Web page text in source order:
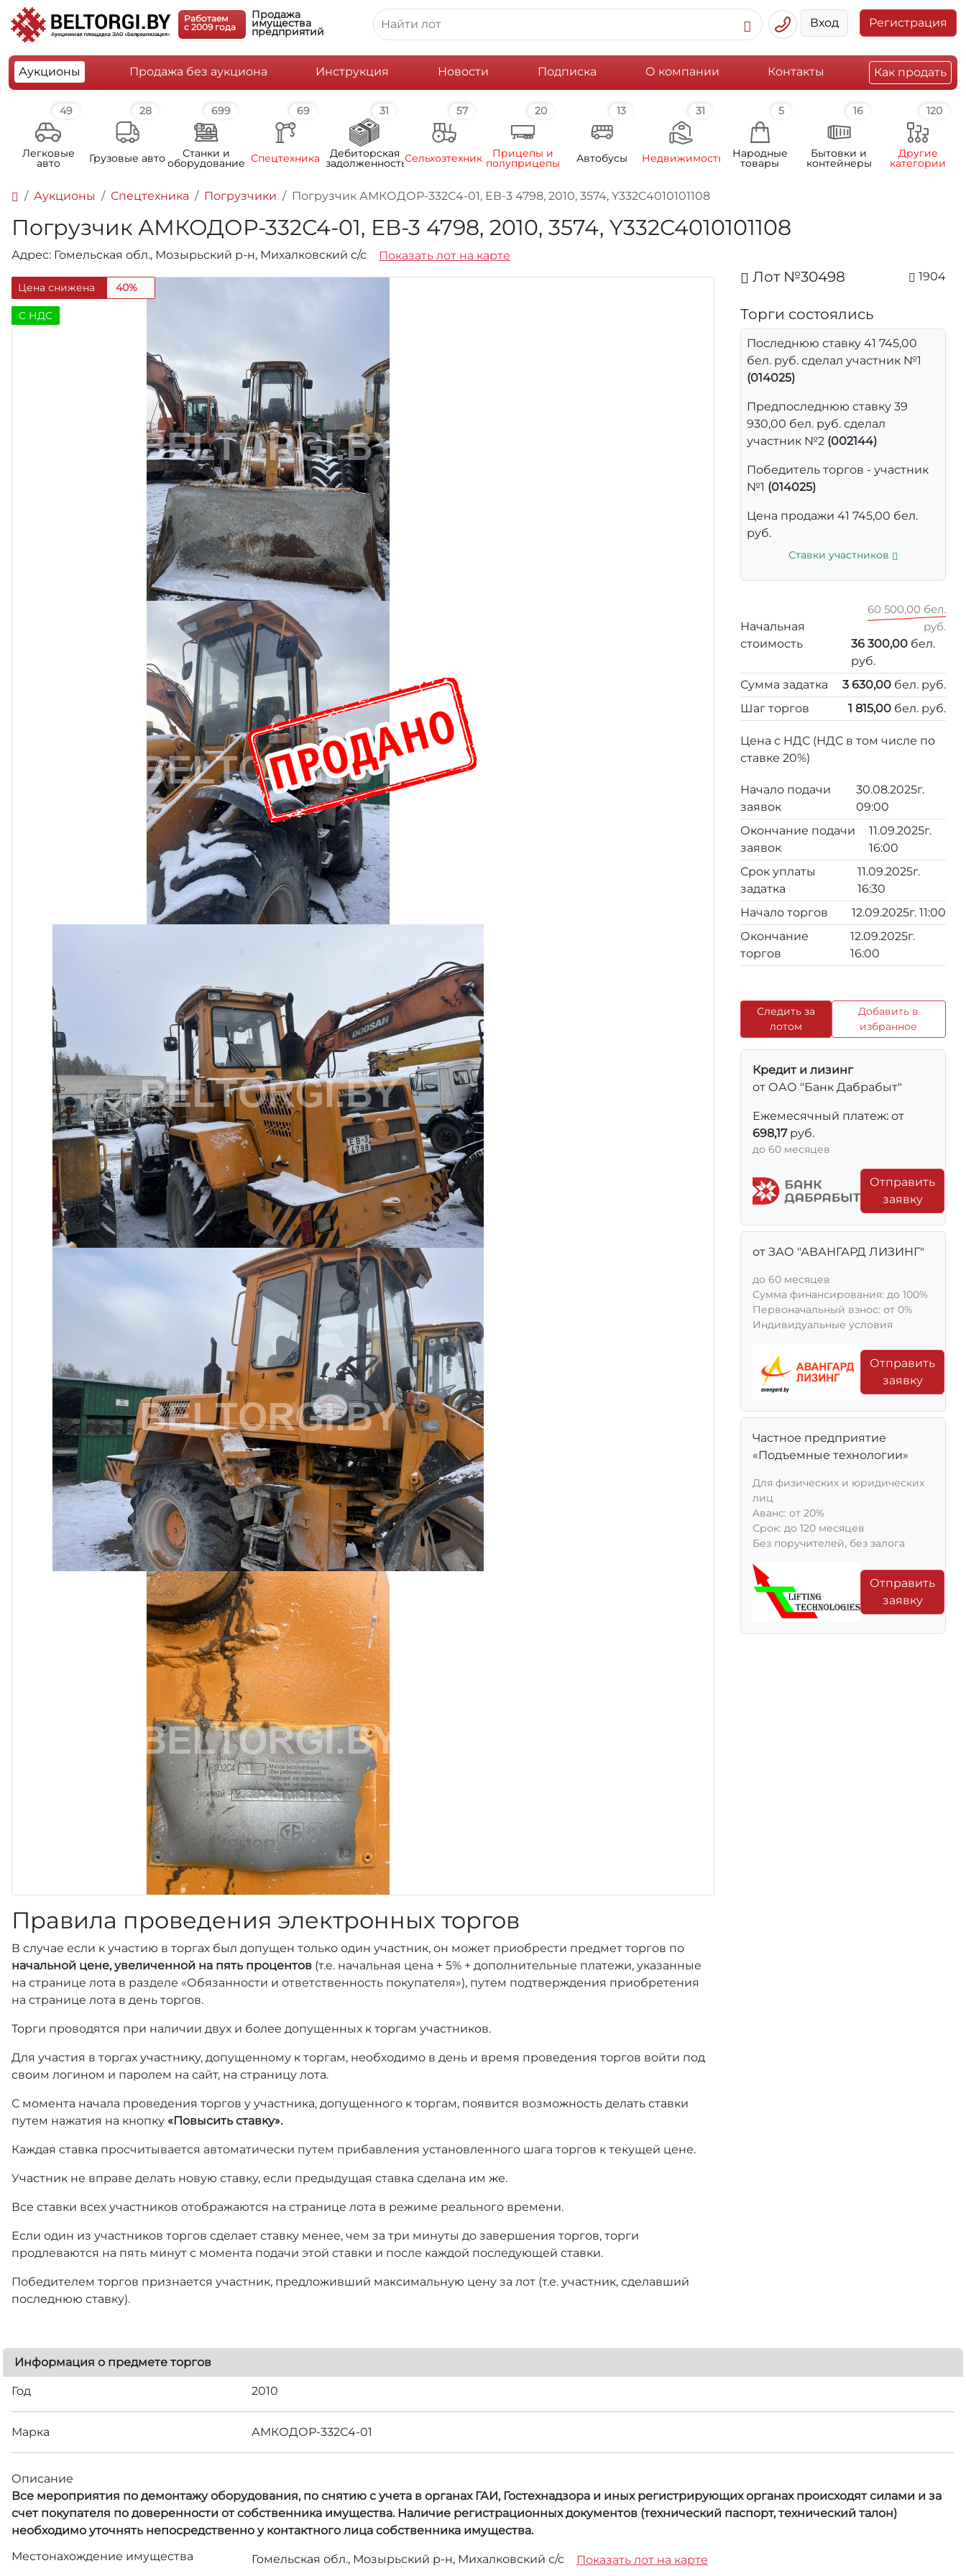
Работаем
c 2009 года
Продажа
имущества
предприятий
Вход Регистрация
Аукционы Продажа без аукциона Инструкция Новости Подписка О компании Контакты Как продать
49
Легковые
авто
28
Грузовые авто
699
Станки и
оборудование
69
Спецтехника
31
Дебиторская
задолженность
57
Сельхозтехника
20
Прицепы и
полуприцепы
13
Автобусы
31
Недвижимость
5
Народные
товары
16
Бытовки и
контейнеры
120
Другие
категории
Аукционы Спецтехника Погрузчики Погрузчик АМКОДОР-332С4-01, ЕВ-3 4798, 2010, 3574, Y332C4010101108
Погрузчик АМКОДОР-332С4-01, ЕВ-3 4798, 2010, 3574, Y332C4010101108
Адрес: Гомельская обл., Мозырьский р-н, Михалковский с/с Показать лот на карте
Цена снижена 40%
C НДС
Правила проведения электронных торгов
В случае если к участию в торгах был допущен только один участник, он может приобрести предмет торгов по
начальной цене, увеличенной на пять процентов (т.е. начальная цена + 5% + дополнительные платежи, указанные
на странице лота в разделе «Обязанности и ответственность покупателя»), путем подтверждения приобретения
на странице лота в день торгов.
Торги проводятся при наличии двух и более допущенных к торгам участников.
Для участия в торгах участнику, допущенному к торгам, необходимо в день и время проведения торгов войти под
своим логином и паролем на сайт, на страницу лота.
С момента начала проведения торгов у участника, допущенного к торгам, появится возможность делать ставки
путем нажатия на кнопку «Повысить ставку».
Каждая ставка просчитывается автоматически путем прибавления установленного шага торгов к текущей цене.
Участник не вправе делать новую ставку, если предыдущая ставка сделана им же.
Все ставки всех участников отображаются на странице лота в режиме реального времени.
Если один из участников торгов сделает ставку менее, чем за три минуты до завершения торгов, торги
продлеваются на пять минут с момента подачи этой ставки и после каждой последующей ставки.
Победителем торгов признается участник, предложивший максимальную цену за лот (т.е. участник, сделавший
последнюю ставку).
Лот №30498 1904
Торги состоялись
Последнюю ставку 41 745,00
бел. руб. сделал участник №1
(014025)
Предпоследнюю ставку 39
930,00 бел. руб. сделал
участник №2 (002144)
Победитель торгов - участник
№1 (014025)
Цена продажи 41 745,00 бел.
руб.
Ставки участников
Начальная
стоимость
60 500,00 бел.
руб.
36 300,00 бел.
руб.
Сумма задатка
3 630,00 бел. руб.
Шаг торгов
1 815,00 бел. руб.
Цена с НДС (НДС в том числе по
ставке 20%)
Начало подачи
заявок
30.08.2025г.
09:00
Окончание подачи
заявок
11.09.2025г.
16:00
Срок уплаты
задатка
11.09.2025г.
16:30
Начало торгов
12.09.2025г. 11:00
Окончание
торгов
12.09.2025г.
16:00
Следить за
лотом
Добавить в
избранное
Кредит и лизинг
от ОАО "Банк Дабрабыт"
Ежемесячный платеж: от
698,17руб.
до 60 месяцев
Отправить
заявку
от ЗАО "АВАНГАРД ЛИЗИНГ"
до 60 месяцев
Сумма финансирования: до 100%
Первоначальный взнос: от 0%
Индивидуальные условия
Отправить
заявку
Частное предприятие
«Подъемные технологии»
Для физических и юридических
лиц
Aванс: от 20%
Срок: до 120 месяцев
Без поручителей, без залога
Отправить
заявку
Информация о предмете торгов
Год 2010
Марка АМКОДОР-332С4-01
Описание
Все мероприятия по демонтажу оборудования, по снятию с учета в органах ГАИ, Гостехнадзора и иных регистрирующих органах происходят силами и за
счет покупателя по доверенности от собственника имущества. Наличие регистрационных документов (технический паспорт, технический талон)
необходимо уточнять непосредственно у контактного лица собственника имущества.
Местонахождение имущества
Гомельская обл., Мозырьский р-н, Михалковский с/с Показать лот на карте